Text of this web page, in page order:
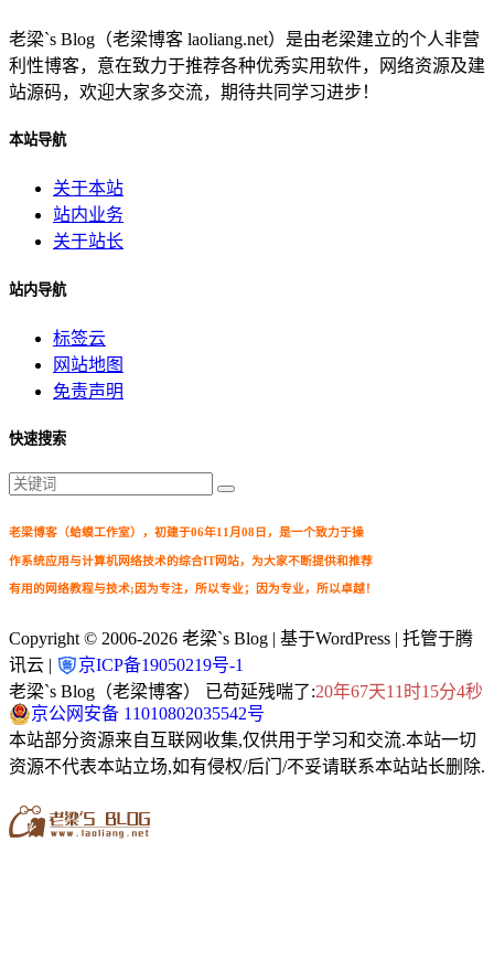
老梁`s Blog（老梁博客 laoliang.net）是由老梁建立的个人非营
利性博客，意在致力于推荐各种优秀实用软件，网络资源及建
站源码，欢迎大家多交流，期待共同学习进步！
本站导航
关于本站
站内业务
关于站长
站内导航
标签云
网站地图
免责声明
快速搜索
老梁博客（蛤蟆工作室），初建于06年11月08日，是一个致力于操
作系统应用与计算机网络技术的综合IT网站，为大家不断提供和推荐
有用的网络教程与技术;因为专注，所以专业；因为专业，所以卓越！
Copyright © 2006-2026 老梁`s Blog | 基于WordPress | 托管于腾
讯云 |
京ICP备19050219号-1
老梁`s Blog（老梁博客） 已苟延残喘了:20年67天11时15分4秒
京公网安备 11010802035542号
本站部分资源来自互联网收集,仅供用于学习和交流.本站一切
资源不代表本站立场,如有侵权/后门/不妥请联系本站站长删除.